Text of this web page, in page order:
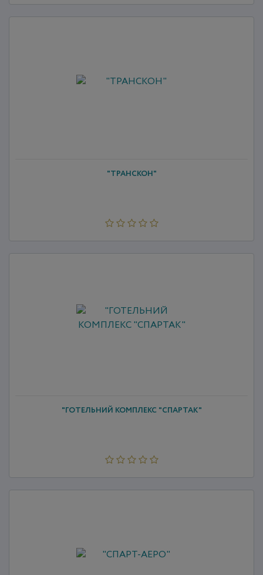
"ТРАНСКОН"
"ГОТЕЛЬНИЙ КОМПЛЕКС "СПАРТАК"